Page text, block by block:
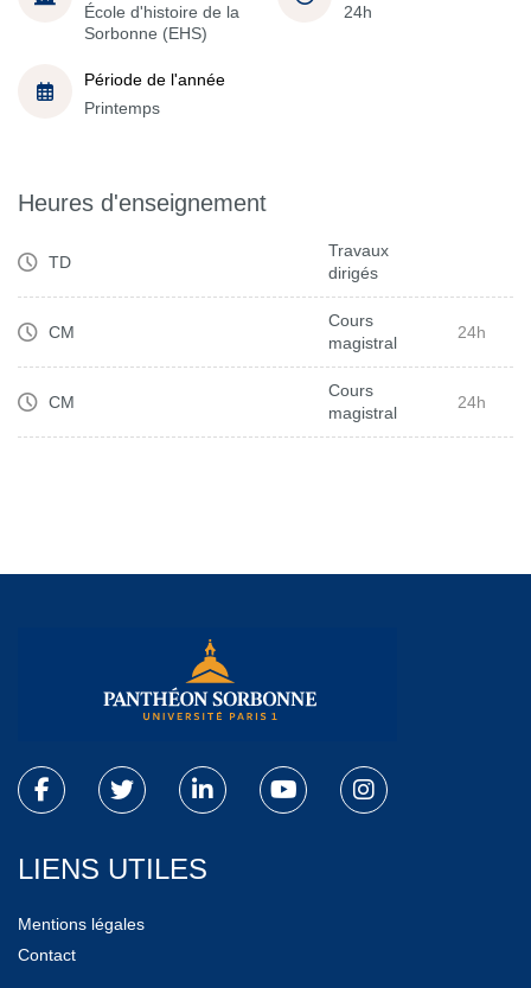
École d'histoire de la
Sorbonne (EHS)
24h
Période de l'année
Printemps
Heures d'enseignement
TD
Travaux
dirigés
CM
Cours
magistral
24h
CM
Cours
magistral
24h
LIENS UTILES
Mentions légales
Contact